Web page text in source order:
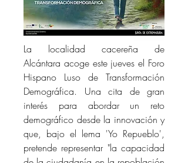
La localidad cacereña de
Alcántara acoge este jueves el Foro
Hispano Luso de Transformación
Demográfica. Una cita de gran
interés para abordar un reto
demográfico desde la innovación y
que, bajo el lema 'Yo Repueblo',
pretende representar "la capacidad